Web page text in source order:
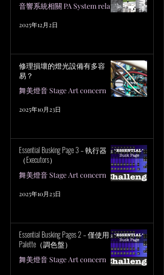
音響系統相關 PA System related
2025年12月2日
修理損壞的燈光設備有多容
易？
舞美燈音 Stage Art concern
2025年10月23日
Essential Busking Page 3 – 執行器
（Executors）
舞美燈音 Stage Art concern
2025年10月23日
Essential Busking Pages 2 – 僅使用
Palette（調色盤）
舞美燈音 Stage Art concern